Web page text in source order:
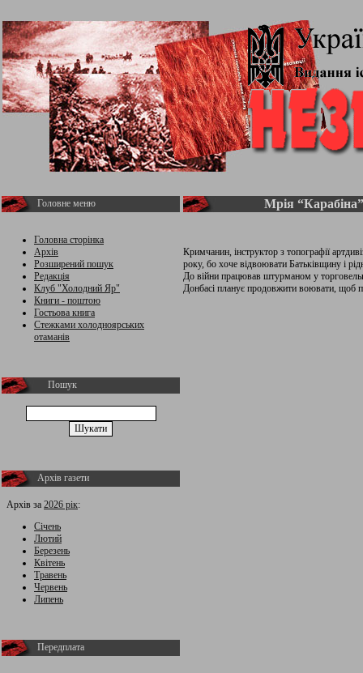
Головне меню
Головна сторінка
Архів
Розширений пошук
Редакція
Клуб "Холодний Яр"
Книги - поштою
Гостьова книга
Стежками холодноярських
отаманів
Пошук
Архів газети
Архів за 2026 рік:
Січень
Лютий
Березень
Квітень
Травень
Червень
Липень
Передплата
Мрія “Карабіна”
Кримчанин, інструктор з топографії
року, бо хоче відвоювати Батьківщину і
До війни працював штурманом у
Донбасі планує продовжити воювати, щоб